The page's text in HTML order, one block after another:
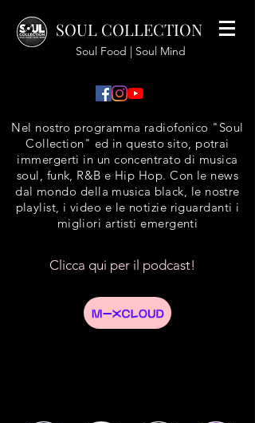
SOUL COLLECTION
Soul Food | Soul Mind
Nel nostro programma radiofonico "Soul
Collection" ed in questo sito, potrai
immergerti in un concentrato di musica
soul, funk, R&B e Hip Hop. Con le news
dal mondo della musica black, le nostre
playlist, i video e le notizie riguardanti i
migliori artisti emergenti
Clicca qui per il podcast!